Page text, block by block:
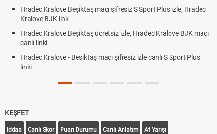
Hradec Kralove Beşiktaş maçı şifresiz S Sport Plus izle, Hradec
Kralove BJK link
Hradec Kralove Beşiktaş ücretsiz izle, Hradec Kralove BJK maçı
canlı linki
Hradec Kralove - Beşiktaş maçı şifresiz izle canlı S Sport Plus
linki
KEŞFET
iddaa Canlı Skor Puan Durumu Canlı Anlatım At Yarışı